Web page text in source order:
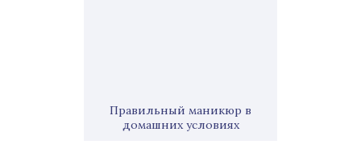
Правильный маникюр в
домашних условиях